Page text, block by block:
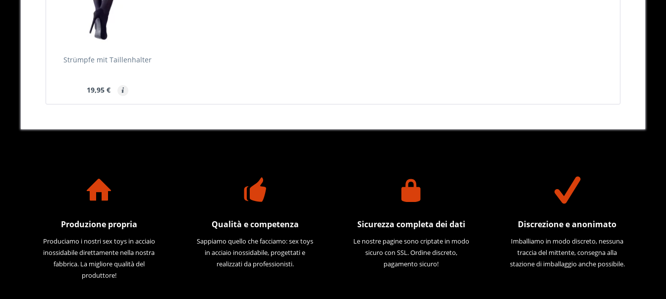
Strümpfe mit Taillenhalter
19,95 €
Produzione propria
Produciamo i nostri sex toys in acciaio
inossidabile direttamente nella nostra
fabbrica. La migliore qualità del
produttore!
Qualità e competenza
Sappiamo quello che facciamo: sex toys
in acciaio inossidabile, progettati e
realizzati da professionisti.
Sicurezza completa dei dati
Le nostre pagine sono criptate in modo
sicuro con SSL. Ordine discreto,
pagamento sicuro!
Discrezione e anonimato
Imballiamo in modo discreto, nessuna
traccia del mittente, consegna alla
stazione di imballaggio anche possibile.